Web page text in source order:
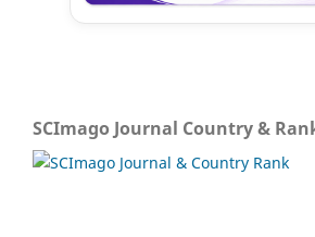
SCImago Journal Country &